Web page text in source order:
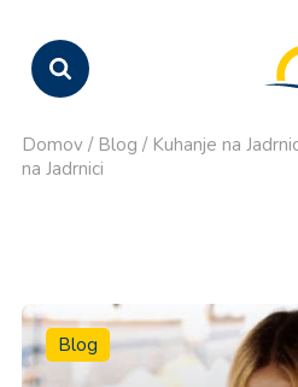
Domov / Blog / Kuhanje na
na Jadrnici
Blog